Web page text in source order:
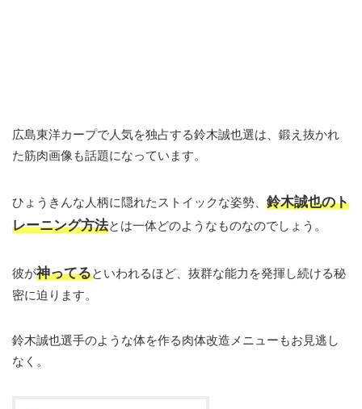
広島東洋カープで人気を独占する鈴木誠也選は、鍛え抜かれ
た筋肉画像も話題になっています。
ひょうきんな人柄に隠れたストイックな姿勢、 鈴木誠也のト
レーニング方法とは一体どのようなものなのでしょう。
彼が神ってるといわれるほど、 抜群な能力を発揮し続ける秘
密に迫ります。
鈴木誠也選手のような体を作る肉体改造メニューもお見逃し
なく。